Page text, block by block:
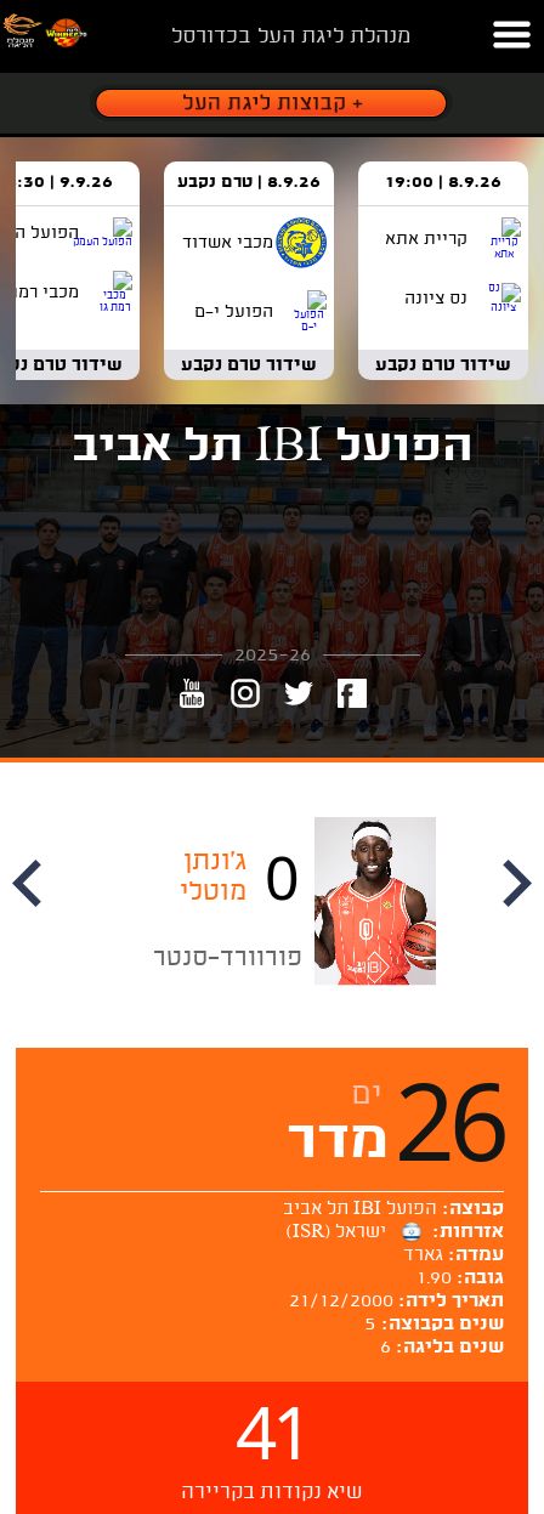
מנהלת ליגת העל בכדורסל
8.9.26 | 19:00
קריית אתא
נס ציונה
שידור טרם נקבע
8.9.26 | טרם נקבע
מכבי אשדוד
הפועל י-ם
שידור טרם נקבע
9.9.26 | 18:30
הפועל
מכבי רמת
שידור טרם
הפועל IBI תל אביב
2025-26
0
ג'ונתן
מוטלי
פורוורד-סנטר
26 ים
מדר
קבוצה: הפועל IBI תל אביב
אזרחות:
ישראל (ISR)
עמדה:גארד
גובה:1.90
תאריך לידה:21/12/2000
שנים בקבוצה: 5
שנים בליגה: 6
41
שיא נקודות בקריירה